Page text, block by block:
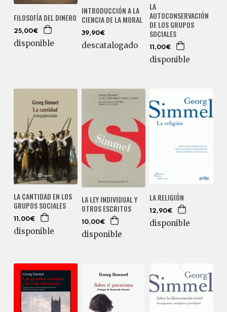
FILOSOFÍA DEL DINERO
25,00€
disponible
INTRODUCCIÓN A LA
CIENCIA DE LA MORAL
39,90€
descatalogado
LA
AUTOCONSERVACIÓN
DE LOS GRUPOS
SOCIALES
11,00€
disponible
LA CANTIDAD EN LOS
GRUPOS SOCIALES
11,00€
disponible
LA LEY INDIVIDUAL Y
OTROS ESCRITOS
10,00€
disponible
LA RELIGIÓN
12,90€
disponible